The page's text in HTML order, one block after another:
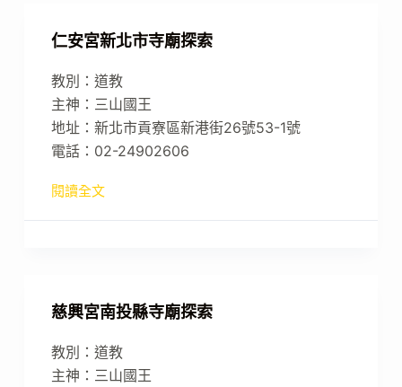
仁安宮新北市寺廟探索
教別：道教
主神：三山國王
地址：新北市貢寮區新港街26號53-1號
電話：02-24902606
閱讀全文
慈興宮南投縣寺廟探索
教別：道教
主神：三山國王